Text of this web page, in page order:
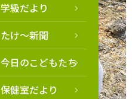
学級だより
たけ～新聞
今日のこどもたち
保健室だより